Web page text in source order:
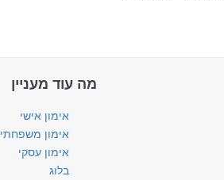
מה עוד מעניין
אימון אישי
אימון משפחתי
אימון עסקי
בלוג